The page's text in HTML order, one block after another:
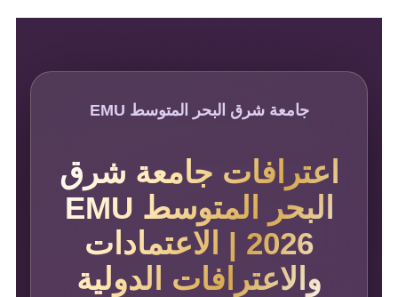
جامعة شرق البحر المتوسط EMU
اعترافات جامعة شرق
البحر المتوسط EMU
2026 | الاعتمادات
والاعترافات الدولية